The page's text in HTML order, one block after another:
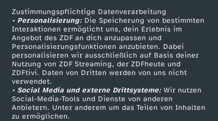
Zustimmungspflichtige Datenverarbeitung
• Personalisierung:Die Speicherung von bestimmten
Interaktionen ermöglicht uns, dein Erlebnis im
Angebot des ZDF an dich anzupassen und
Personalisierungsfunktionen anzubieten. Dabei
personalisieren wir ausschließlich auf Basis deiner
Nutzung von ZDF Streaming, der ZDFheute und
ZDFtivi. Daten von Dritten werden von uns nicht
verwendet.
• Social Media und externe Drittsysteme:Wir nutzen
Social-Media-Tools und Dienste von anderen
Anbietern. Unter anderem um das Teilen von Inhalten
zu ermöglichen.
Livestreams
Sendungen A-Z
TV-Programm
Zuschauerservice
Hilfe
ZDF Unternehmen
Karriere